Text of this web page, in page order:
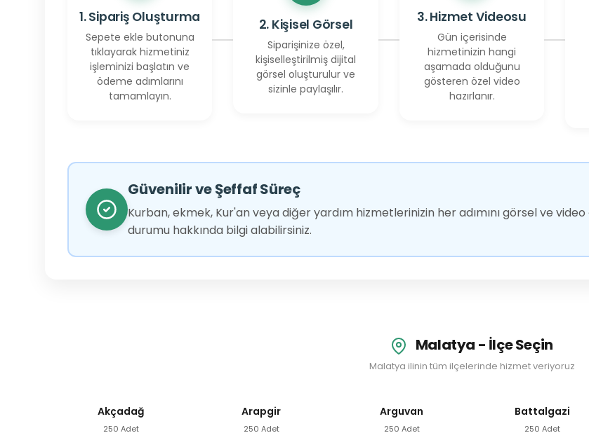
1. Sipariş Oluşturma
Sepete ekle butonuna
tıklayarak hizmetiniz
işleminizi başlatın ve
ödeme adımlarını
tamamlayın.
2. Kişisel Görsel
Siparişinize özel,
kişiselleştirilmiş dijital
görsel oluşturulur ve
sizinle paylaşılır.
3. Hizmet Videosu
Gün içerisinde
hizmetinizin hangi
aşamada olduğunu
gösteren özel video
hazırlanır.
Güvenilir ve Şeffaf Süreç
Kurban, ekmek, Kur'an veya diğer yardım hizmetlerinizin her adımını görsel ve
durumu hakkında bilgi alabilirsiniz.
Malatya - İlçe Seçin
Malatya ilinin tüm ilçelerinde hizmet veriyoruz
Akçadağ
250 Adet
Arapgir
250 Adet
Arguvan
250 Adet
Battalgazi
250 Adet